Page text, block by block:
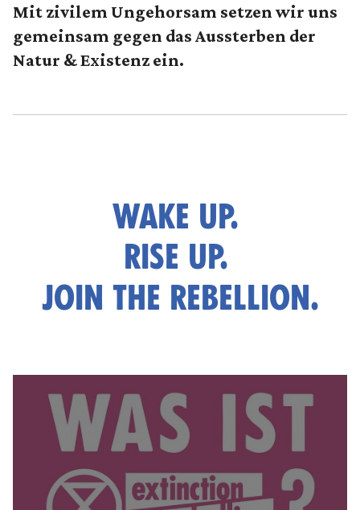
Mit zivilem Ungehorsam setzen wir uns
gemeinsam gegen das Aussterben der
Natur & Existenz ein.
WAKE UP.
RISE UP.
JOIN THE REBELLION.